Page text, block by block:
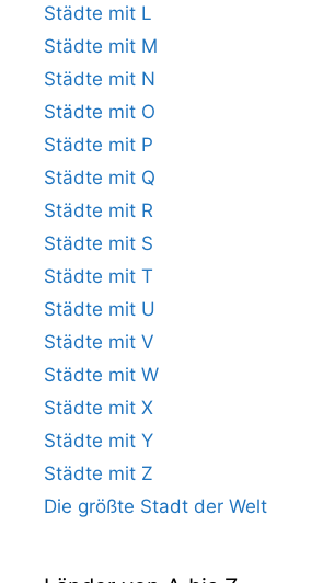
Städte mit L
Städte mit M
Städte mit N
Städte mit O
Städte mit P
Städte mit Q
Städte mit R
Städte mit S
Städte mit T
Städte mit U
Städte mit V
Städte mit W
Städte mit X
Städte mit Y
Städte mit Z
Die größte Stadt der Welt